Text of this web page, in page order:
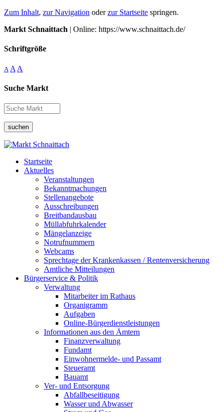
Zum Inhalt, zur Navigation oderzur Startseite springen.
Markt Schnaittach | Online: https://www.schnaittach.de/
Schriftgröße
A A A
Suche Markt
suchen
Startseite
Aktuelles
Veranstaltungen
Bekanntmachungen
Stellenangebote
Ausschreibungen
Breitbandausbau
Müllabfuhrkalender
Mängelanzeige
Notrufnummern
Webcams
Sprechtage der Krankenkassen / Rentenversicherung
Amtliche Mitteilungen
Bürgerservice & Politik
Verwaltung
Mitarbeiter im Rathaus
Organigramm
Aufgaben
Online-Bürgerdienstleistungen
Informationen aus den Ämtern
Finanzverwaltung
Fundamt
Einwohnermelde- und Passamt
Steueramt
Bauamt
Ver- und Entsorgung
Abfallbeseitigung
Wasser und Abwasser